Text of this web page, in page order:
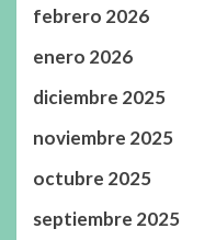
febrero 2026
enero 2026
diciembre 2025
noviembre 2025
octubre 2025
septiembre 2025